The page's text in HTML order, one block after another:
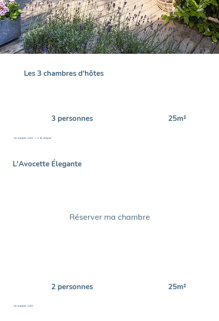
Les 3 chambres d'hôtes
3 personnes 25m²
Lit double 180 + 1 lit simple
L'Avocette Élegante
Réserver ma chambre
2 personnes 25m²
Lit double 180